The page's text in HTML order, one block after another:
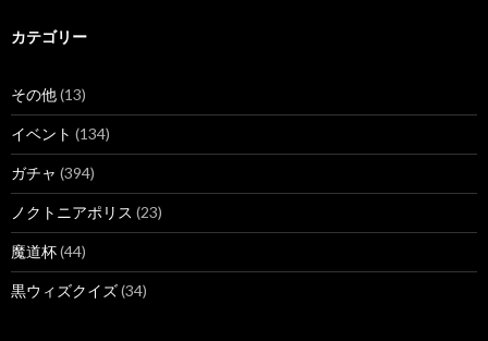
カテゴリー
その他(13)
イベント (134)
ガチャ (394)
ノクトニアポリス (23)
魔道杯(44)
黒ウィズクイズ(34)